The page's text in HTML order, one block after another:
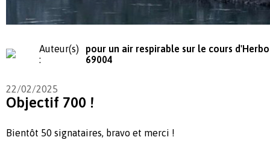
Auteur(s)
:
pour un air respirable sur le cours
69004
22/02/2025
Objectif 700 !
Bientôt 50 signataires, bravo et merci !